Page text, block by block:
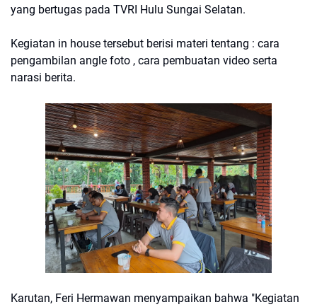
yang bertugas pada TVRI Hulu Sungai Selatan.
Kegiatan in house tersebut berisi materi tentang : cara
pengambilan angle foto , cara pembuatan video serta
narasi berita.
Karutan, Feri Hermawan menyampaikan bahwa "Kegiatan